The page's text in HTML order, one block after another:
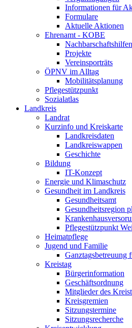
Informationen für
Formulare
Aktuelle Aktionen
Ehrenamt - KOBE
Nachbarschaftshilfen
Projekte
Vereinsporträts
ÖPNV im Alltag
Mobilitätsplanung
Pflegestützpunkt
Sozialatlas
Landkreis
Landrat
Kurzinfo und Kreiskarte
Landkreisdaten
Landkreiswappen
Geschichte
Bildung
IT-Konzept
Energie und Klimaschutz
Gesundheit im Landkreis
Gesundheitsamt
Gesundheitsregion
Pflegestützpunkt
Heimatpflege
Jugend und Familie
Ganztagsbetreuung
Kreistag
Bürgerinformation
Geschäftsordnung
Mitglieder des
Kreisgremien
Sitzungstermine
Sitzungsrecherche